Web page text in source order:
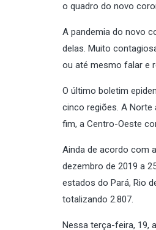
o quadro do novo
A pandemia do novo
delas. Muito
ou até mesmo falar e
O último boletim
cinco regiões. A Norte
fim, a Centro-Oeste
Ainda de acordo com
dezembro de 2019 a
estados do Pará, Rio
totalizando 2.807.
Nessa terça-feira, 19,